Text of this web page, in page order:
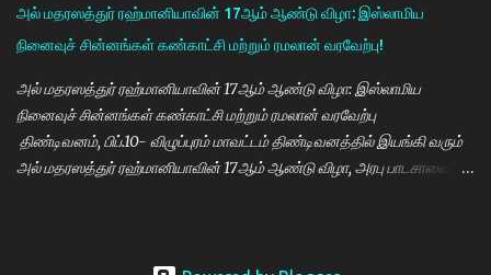
மணிகண்டன், செந்தில்குமார், முஸ்தபா, பிரத...
அல் மதரஸத்துர் ரஹ்மானியாவின் 17ஆம் ஆண்டு விழா: இஸ்லாமிய
நினைவுச் சின்னங்கள் கண்காட்சி மற்றும் ரமலான் வரவேற்பு!
அல் மதரஸத்துர் ரஹ்மானியாவின் 17ஆம் ஆண்டு விழா: இஸ்லாமிய
நினைவுச் சின்னங்கள் கண்காட்சி மற்றும் ரமலான் வரவேற்பு
திண்டிவனம், பிப்.10- விழுப்புரம் மாவட்டம் திண்டிவனத்தில் இயங்கி வரும்
அல் மதரஸத்துர் ரஹ்மானியாவின் 17ஆம் ஆண்டு விழா, அரபு பாடசாலை